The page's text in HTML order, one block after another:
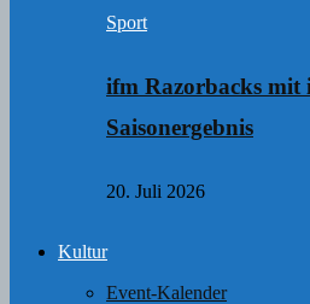
Sport
ifm Razorbacks mit
Saisonergebnis
20. Juli 2026
Kultur
Event-Kalender